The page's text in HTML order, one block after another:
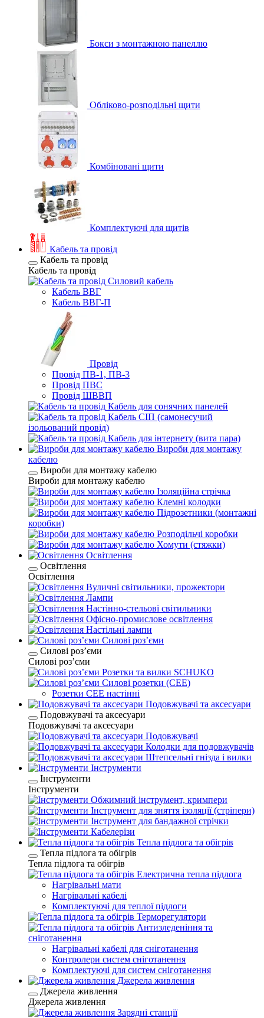
Бокси з монтажною панеллю
Обліково-розподільні щити
Комбіновані щити
Комплектуючі для щитів
Кабель та провід
Кабель та провід
Кабель та провід
Силовий кабель
Кабель ВВГ
Кабель ВВГ-П
Провід
Провід ПВ-1, ПВ-3
Провід ПВС
Провід ШВВП
Кабель для сонячних панелей
Кабель СІП (самонесучий
ізольований провід)
Кабель для інтернету (вита пара)
Вироби для монтажу
кабелю
Вироби для монтажу кабелю
Вироби для монтажу кабелю
Ізоляційна стрічка
Клемні колодки
Підрозетники (монтажні
коробки)
Розподільчі коробки
Хомути (стяжки)
Освітлення
Освітлення
Освітлення
Вуличні світильники, прожектори
Лампи
Настінно-стельові світильники
Офісно-промислове освітлення
Настільні лампи
Силові розʼєми
Силові розʼєми
Силові розʼєми
Розетки та вилки SCHUKO
Силові розетки (CEE)
Розетки CEE настінні
Подовжувачі та аксесуари
Подовжувачі та аксесуари
Подовжувачі та аксесуари
Подовжувачі
Колодки для подовжувачів
Штепсельні гнізда і вилки
Інструменти
Інструменти
Інструменти
Обжимний інструмент, кримпери
Інструмент для зняття ізоляції (стріпери)
Інструмент для бандажної стрічки
Кабелерізи
Тепла підлога та обігрів
Тепла підлога та обігрів
Тепла підлога та обігрів
Електрична тепла підлога
Нагрівальні мати
Нагрівальні кабелі
Комплектуючі для теплої підлоги
Терморегулятори
Антизледеніння та
сніготанення
Нагрівальні кабелі для сніготанення
Контролери систем сніготанення
Комплектуючі для систем сніготанення
Джерела живлення
Джерела живлення
Джерела живлення
Зарядні станції